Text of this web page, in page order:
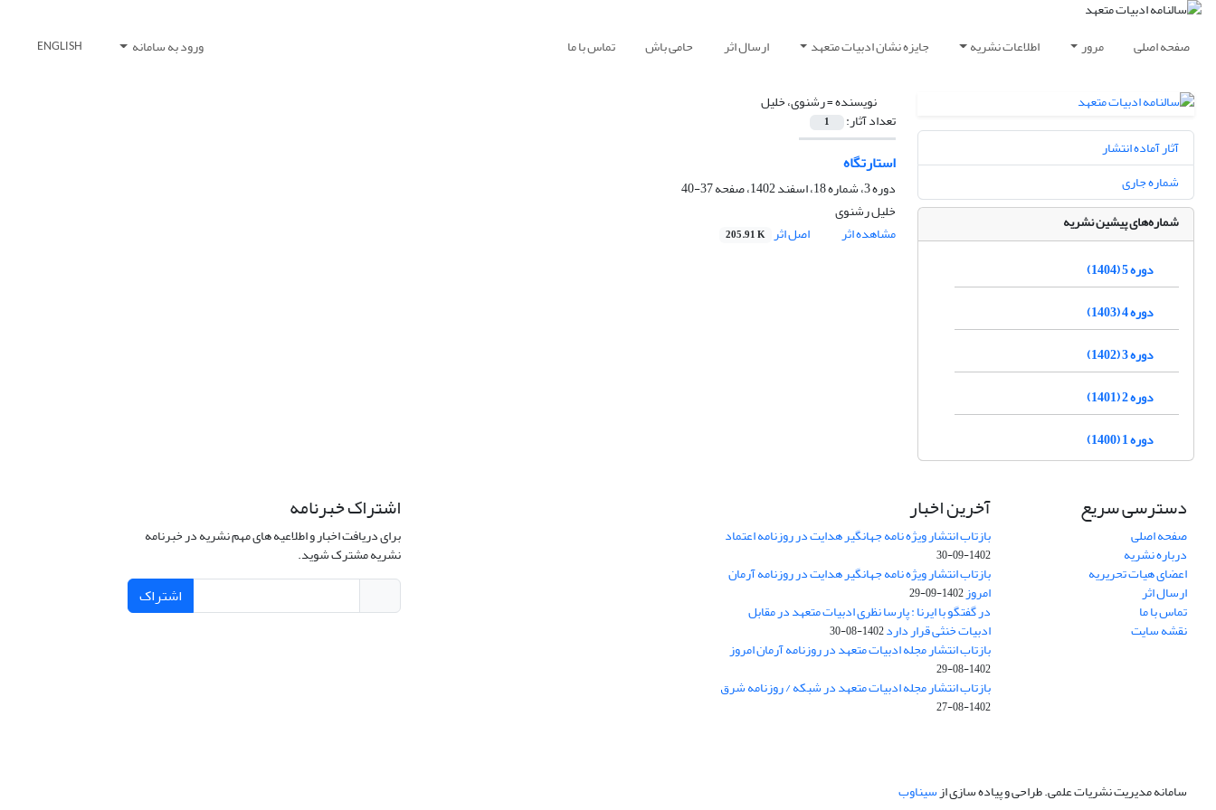
صفحه اصلی مرور اطلاعات نشریه جایزه نشان ادبیات متعهد ارسال اثر حامی باش تماس با ما ورود به سامانه ENGLISH
نویسنده =رشنوی، خلیل
تعداد آثار: 1
استارتگاه
دوره 3، شماره 18، اسفند 1402، صفحه
37-40
خلیل رشنوی
مشاهده اثر
اصل اثر 205.91 K
آثار آماده انتشار
شماره جاری
شماره‌های پیشین نشریه
دوره 5 (1404)
دوره 4 (1403)
دوره 3 (1402)
دوره 2 (1401)
دوره 1 (1400)
دسترسی سریع
صفحه اصلی
درباره نشریه
اعضای هیات تحریریه
ارسال اثر
تماس با ما
نقشه سایت
آخرین اخبار
بازتاب انتشار ویژه نامه جهانگیر هدایت در روزنامه اعتماد
1402-09-30
بازتاب انتشار ویژه نامه جهانگیر هدایت در روزنامه آرمان
امروز1402-09-29
در گفتگو با ایرنا : پارسا نظری ادبیات متعهد در مقابل
ادبیات خنثی قرار دارد1402-08-30
بازتاب انتشار مجله ادبیات متعهد در روزنامه آرمان امروز
1402-08-29
بازتاب انتشار مجله ادبیات متعهد در شبکه / روزنامه شرق
1402-08-27
اشتراک خبرنامه
برای دریافت اخبار و اطلاعیه های مهم نشریه در خبرنامه
نشریه مشترک شوید.
اشتراک
سامانه مدیریت نشریات علمی.طراحی و پیاده سازی ازسیناوب